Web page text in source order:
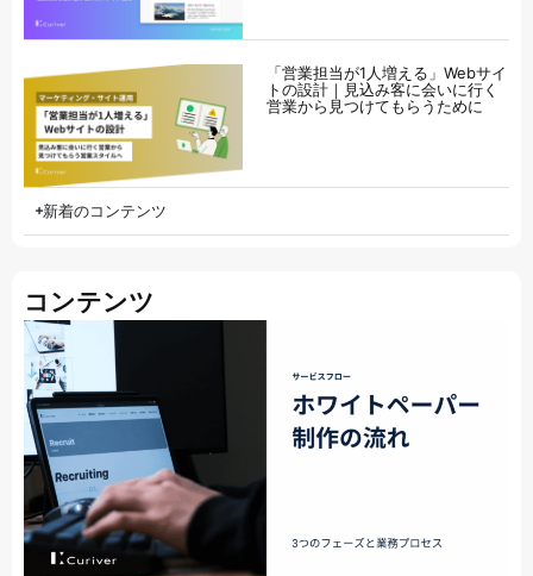
「営業担当が1人増える」Webサイ
トの設計｜見込み客に会いに行く
営業から見つけてもらうために
新着のコンテンツ
コンテンツ